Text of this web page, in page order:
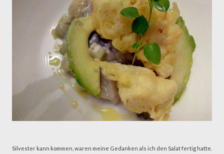
Silvester kann kommen, waren meine Gedanken als ich den Salat fertig hatte.